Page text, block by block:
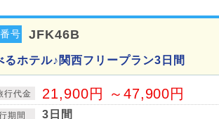
号 JFK46B
ホテル♪関西フリープラン3日間
行代金 21,900円 ～47,900円
期間 3日間